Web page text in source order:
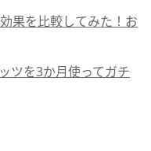
果を比較してみた！お
ツを3か月使ってガチ